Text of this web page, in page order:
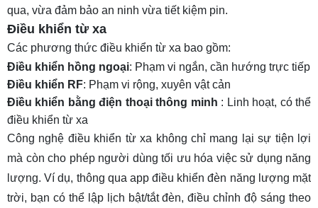
qua, vừa đảm bảo an ninh vừa tiết kiệm pin.
Điều khiển từ xa
Các phương thức điều khiển từ xa bao gồm:
Điều khiển hồng ngoại: Phạm vi ngắn, cần hướng trực tiếp
Điều khiển RF: Phạm vi rộng, xuyên vật cản
Điều khiển bằng điện thoại thông minh : Linh hoạt, có thể
điều khiển từ xa
Công nghệ điều khiển từ xa không chỉ mang lại sự tiện lợi
mà còn cho phép người dùng tối ưu hóa việc sử dụng năng
lượng. Ví dụ, thông qua app điều khiển đèn năng lượng mặt
trời, bạn có thể lập lịch bật/tắt đèn, điều chỉnh độ sáng theo